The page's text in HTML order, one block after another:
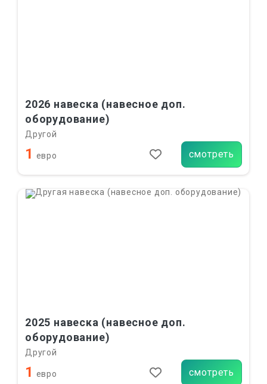
2026 навеска (навесное доп.
оборудование)
Другой
1 евро смотреть
2025 навеска (навесное доп.
оборудование)
Другой
1 евро смотреть